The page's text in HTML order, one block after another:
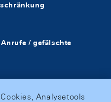
/ gefälschte
Analysetools